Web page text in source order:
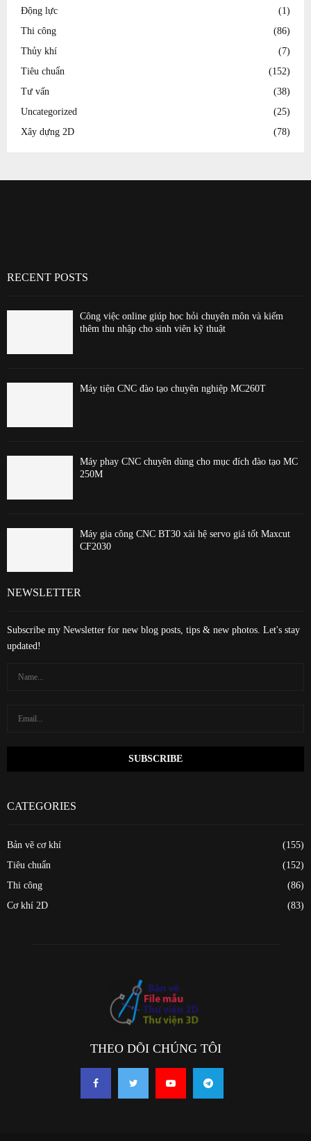
Động lực
(1)
Thi công
(86)
Thủy khí
(7)
Tiêu chuẩn
(152)
Tư vấn
(38)
Uncategorized
(25)
Xây dựng 2D
(78)
RECENT POSTS
Công việc online giúp học hỏi chuyên môn và kiếm
thêm thu nhập cho sinh viên kỹ thuật
Máy tiện CNC đào tạo chuyên nghiệp MC260T
Máy phay CNC chuyên dùng cho mục đích đào tạo MC
250M
Máy gia công CNC BT30 xài hệ servo giá tốt Maxcut
CF2030
NEWSLETTER
Subscribe my Newsletter for new blog posts, tips & new photos. Let's stay
updated!
CATEGORIES
Bản vẽ cơ khí
(155)
Tiêu chuẩn
(152)
Thi công
(86)
Cơ khí 2D
(83)
THEO DÕI CHÚNG TÔI